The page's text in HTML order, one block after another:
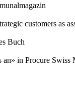
customers as
Buch
in Procure Swiss